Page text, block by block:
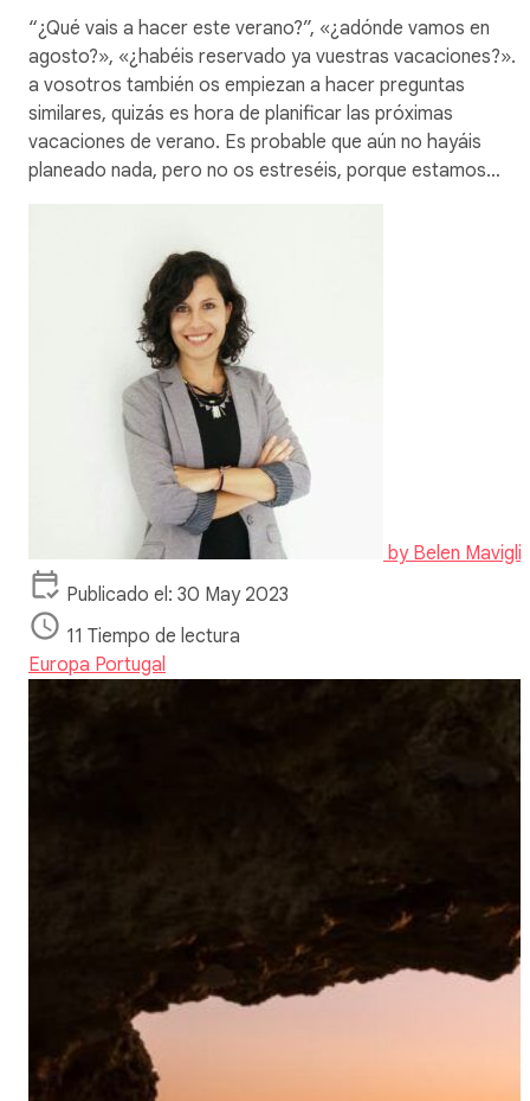
“¿Qué vais a hacer este verano?”, «¿adónde vamos en
agosto?», «¿habéis reservado ya vuestras vacaciones?».
a vosotros también os empiezan a hacer preguntas
similares, quizás es hora de planificar las próximas
vacaciones de verano. Es probable que aún no hayáis
planeado nada, pero no os estreséis, porque estamos…
by Belen
Publicado el: 30 May 2023
11 Tiempo de lectura
Europa Portugal